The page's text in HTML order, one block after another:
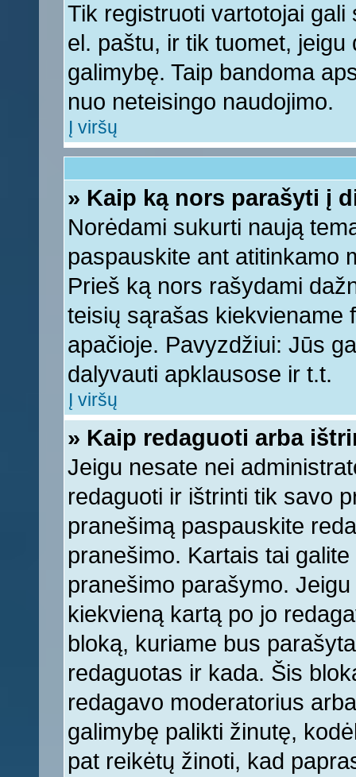
Tik registruoti vartotojai
el. paštu, ir tik tuomet,
galimybę. Taip bandoma
nuo neteisingo naudojimo.
Į viršų
» Kaip ką nors parašyti į
Norėdami sukurti naują
paspauskite ant atitinkamo
Prieš ką nors rašydami
teisių sąrašas kiekviename
apačioje. Pavyzdžiui: Jūs
dalyvauti apklausose ir t.t.
Į viršų
» Kaip redaguoti arba
Jeigu nesate nei
redaguoti ir ištrinti tik savo
pranešimą paspauskite
pranešimo. Kartais tai
pranešimo parašymo.
kiekvieną kartą po jo
bloką, kuriame bus
redaguotas ir kada. Šis
redagavo moderatorius
galimybę palikti žinutę,
pat reikėtų žinoti, kad